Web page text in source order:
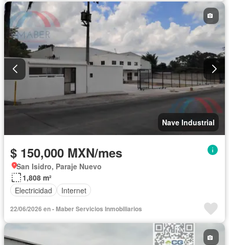
Nave Industrial
$ 150,000 MXN/mes
San Isidro, Paraje Nuevo
1,808 m²
Electricidad
Internet
22/06/2026 en - Maber Servicios Inmobiliarios